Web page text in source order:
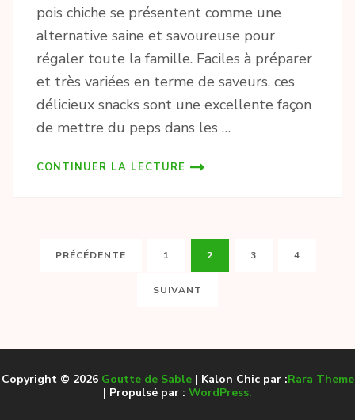
pois chiche se présentent comme une
alternative saine et savoureuse pour
régaler toute la famille. Faciles à préparer
et très variées en terme de saveurs, ces
délicieux snacks sont une excellente façon
de mettre du peps dans les …
CONTINUER LA LECTURE
Pagination
PRÉCÉDENTE PAGE
1 PAGE
2 PAGE
3 PAGE
4
SUIVANT
Copyright © 2026 Goutte de Sable| Kalon Chic par :Rara Theme
| Propulsé par : WordPress.